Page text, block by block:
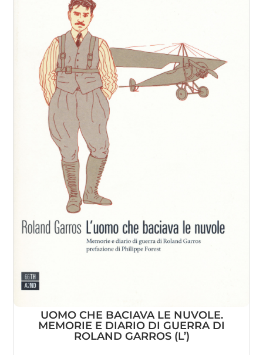
UOMO CHE BACIAVA LE NUVOLE.
MEMORIE E DIARIO DI GUERRA DI
ROLAND GARROS (L’)